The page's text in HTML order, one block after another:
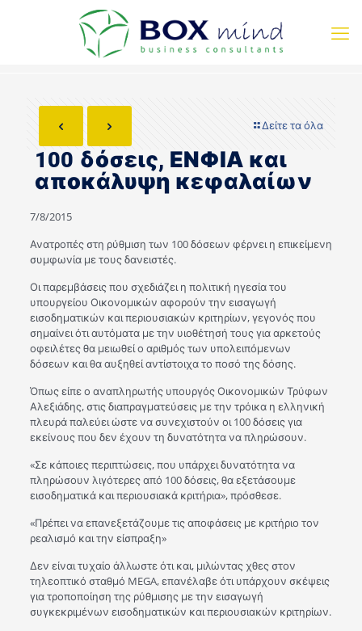
Δείτε τα όλα
100 δόσεις, ΕΝΦΙΑ και
αποκάλυψη κεφαλαίων
7/8/2015
Ανατροπές στη ρύθμιση των 100 δόσεων φέρνει η επικείμενη
συμφωνία με τους δανειστές.
Οι παρεμβάσεις που σχεδιάζει η πολιτική ηγεσία του
υπουργείου Οικονομικών αφορούν την εισαγωγή
εισοδηματικών και περιουσιακών κριτηρίων, γεγονός που
σημαίνει ότι αυτόματα με την υιοθέτησή τους για αρκετούς
οφειλέτες θα μειωθεί ο αριθμός των υπολειπόμενων
δόσεων και θα αυξηθεί αντίστοιχα το ποσό της δόσης.
Όπως είπε ο αναπληρωτής υπουργός Οικονομικών Τρύφων
Αλεξιάδης, στις διαπραγματεύσεις με την τρόικα η ελληνική
πλευρά παλεύει ώστε να συνεχιστούν οι 100 δόσεις για
εκείνους που δεν έχουν τη δυνατότητα να πληρώσουν.
«Σε κάποιες περιπτώσεις, που υπάρχει δυνατότητα να
πληρώσουν λιγότερες από 100 δόσεις, θα εξετάσουμε
εισοδηματικά και περιουσιακά κριτήρια», πρόσθεσε.
«Πρέπει να επανεξετάζουμε τις αποφάσεις με κριτήριο τον
ρεαλισμό και την είσπραξη»
Δεν είναι τυχαίο άλλωστε ότι και, μιλώντας χθες στον
τηλεοπτικό σταθμό MEGA, επανέλαβε ότι υπάρχουν σκέψεις
για τροποποίηση της ρύθμισης με την εισαγωγή
συγκεκριμένων εισοδηματικών και περιουσιακών κριτηρίων.